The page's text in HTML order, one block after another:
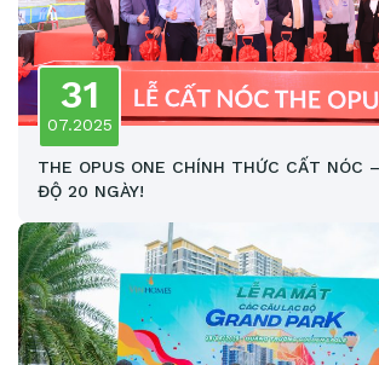
31
07.2025
THE OPUS ONE CHÍNH THỨC CẤT NÓC
ĐỘ 20 NGÀY!